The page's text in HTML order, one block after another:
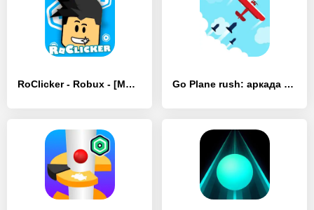
RoClicker - Robux - [MOD Бесконечные монеты] Go Plane rush: аркада - [MOD Много денег]